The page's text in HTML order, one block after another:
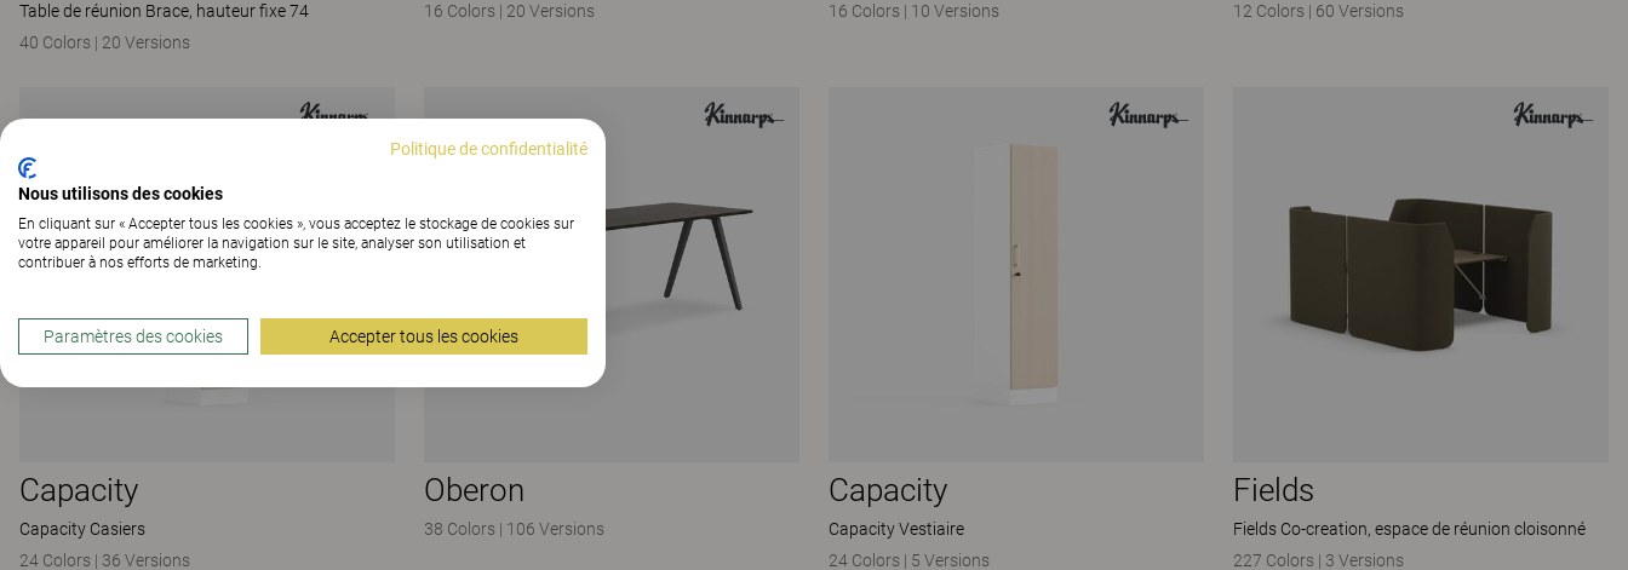
Table de réunion Brace, hauteur fixe 74
40 Colors | 20 Versions
16 Colors | 20 Versions 16 Colors | 10 Versions 12 Colors | 60 Versions
Capacity
Capacity Casiers
24 Colors | 36 Versions
Oberon
38 Colors | 106 Versions
Capacity
Capacity Vestiaire
24 Colors | 5 Versions
Fields
Fields Co-creation, espace de réunion cloisonné
227 Colors | 3 Versions
Politique de confidentialité
Nous utilisons des cookies
En cliquant sur « Accepter tous les cookies », vous acceptez le stockage de cookies sur
votre appareil pour améliorer la navigation sur le site, analyser son utilisation et
contribuer à nos efforts de marketing.
Paramètres des cookies Accepter tous les cookies